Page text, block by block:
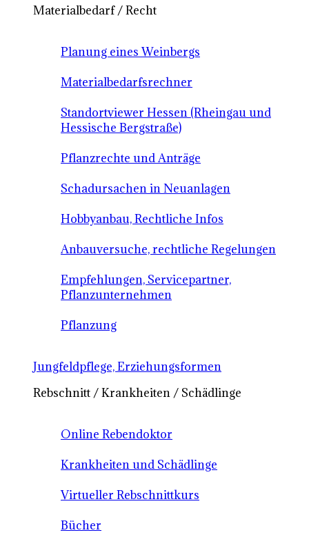
Materialbedarf / Recht
Planung eines Weinbergs
Materialbedarfsrechner
Standortviewer Hessen (Rheingau und
Hessische Bergstraße)
Pflanzrechte und Anträge
Schadursachen in Neuanlagen
Hobbyanbau, Rechtliche Infos
Anbauversuche, rechtliche Regelungen
Empfehlungen, Servicepartner,
Pflanzunternehmen
Pflanzung
Jungfeldpflege, Erziehungsformen
Rebschnitt / Krankheiten / Schädlinge
Online Rebendoktor
Krankheiten und Schädlinge
Virtueller Rebschnittkurs
Bücher